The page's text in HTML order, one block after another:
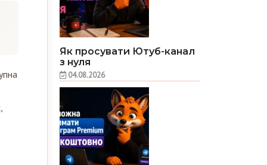
Як просувати Ютуб-канал
з нуля
04.08.2026